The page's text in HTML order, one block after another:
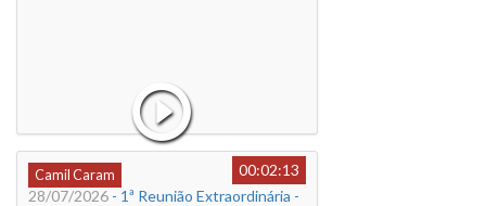
Camil Caram
00:02:13
28/07/2026 - 1ª Reunião Extraordinária -